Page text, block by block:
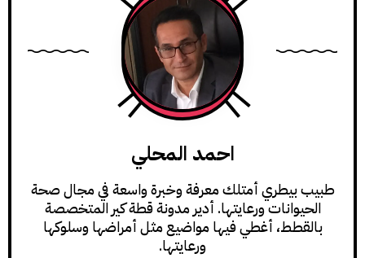
احمد المحلي
طبيب بيطري أمتلك معرفة وخبرة واسعة في مجال صحة
الحيوانات ورعايتها. أدير مدونة قطة كير المتخصصة
بالقطط، أغطي فيها مواضيع مثل أمراضها وسلوكها
ورعايتها.